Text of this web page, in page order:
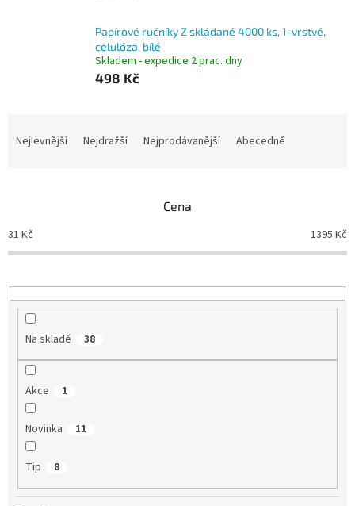
Papírové ručníky Z skládané 4000 ks, 1-vrstvé,
celulóza, bílé
Skladem - expedice 2 prac. dny
498 Kč
p
r
o
u
Nejlevnější Nejdražší Nejprodávanější Abecedně
Cena
31 Kč 1395 Kč
Na skladě 38
Akce 1
Novinka 11
Tip 8